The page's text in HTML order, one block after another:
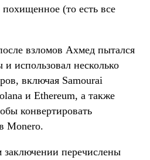
(то есть все
взломов Ахмед пытался
использовал несколько
включая Samourai
и Ethereum, а также
конвертировать
Monero.
перечислены